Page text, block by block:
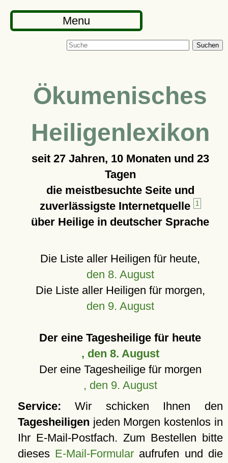
Menu
Suchen
Ökumenisches
Heiligenlexikon
seit 27 Jahren, 10 Monaten und 23
Tagen
die meistbesuchte Seite und
zuverlässigste Internetquelle
1
über Heilige in deutscher Sprache
Die Liste aller Heiligen für heute,
den 8. August
Die Liste aller Heiligen für morgen,
den 9. August
Der eine Tagesheilige für heute
, den 8. August
Der eine Tagesheilige für morgen
, den 9. August
Service: Wir schicken Ihnen den
Tagesheiligen jeden Morgen kostenlos in
Ihr E-Mail-Postfach. Zum Bestellen bitte
dieses E-Mail-Formular aufrufen und die